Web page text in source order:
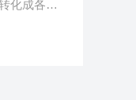
化成各自
色络合